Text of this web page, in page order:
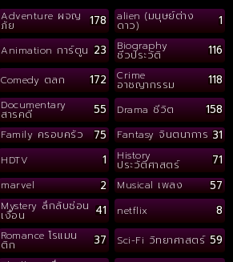
Adventure ผจญ
ภัย 178 alien (มนุษย์ต่าง
ดาว) 1
Animation การ์ตูน 23 Biography
ชีวประวัติ 116
Comedy ตลก 172 Crime
อาชญากรรม 118
Documentary
สารคดี 55 Drama ชีวิต 158
Family ครอบครัว 75 Fantasy จินตนาการ 31
HDTV 1 History
ประวัติศาสตร์ 71
marvel 2 Musical เพลง 57
Mystery ลึกลับซ่อน
เงื่อน 41 netflix 8
Romance โรแมน
ติก 37 Sci-Fi วิทยาศาสตร์ 59